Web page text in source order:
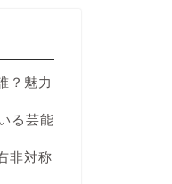
？魅力
る芸能
非対称